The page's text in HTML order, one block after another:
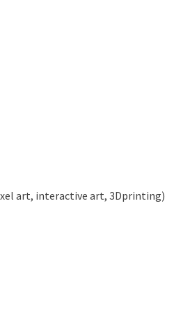
art, interactive art, 3Dprinting)